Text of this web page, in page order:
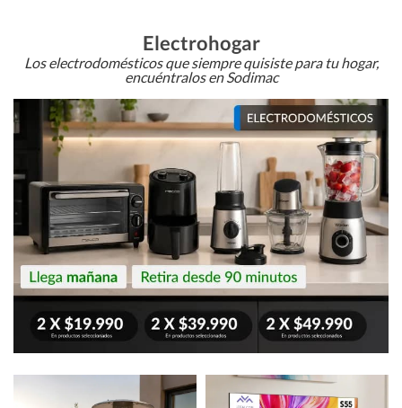
Electrohogar
Los electrodomésticos que siempre quisiste para tu hogar,
encuéntralos en Sodimac